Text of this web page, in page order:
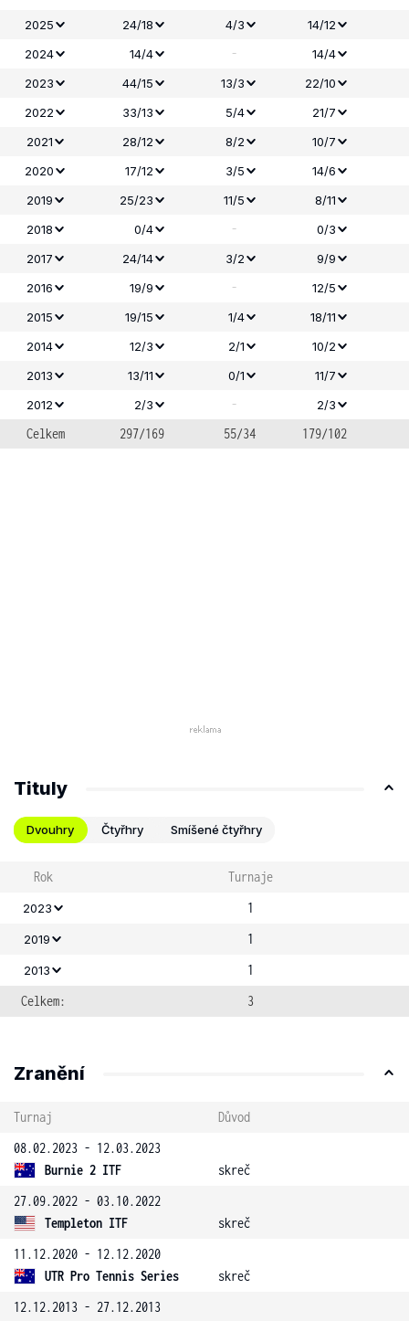
2025 24/18 4/3
14/12
2024
14/4 -
14/4
2023
44/15 13/3
22/10
2022
33/13 5/4
21/7
2021
28/12 8/2
10/7
2020
17/12 3/5
14/6
2019
25/23 11/5 8/11
2018
0/4 -
0/3
2017
24/14 3/2
9/9
2016
19/9 -
12/5
2015
19/15 1/4
18/11
2014
12/3 2/1
10/2
2013
13/11 0/1
11/7
2012
2/3 - 2/3
Celkem 297/169 55/34 179/102
Tituly
Dvouhry Čtyřhry Smíšené čtyřhry
Rok Turnaje
2023 1
2019 1
2013
1
Celkem:
3
Zranění
Turnaj
Důvod
08.02.2023 - 12.03.2023
Burnie 2 ITF
skreč
27.09.2022 - 03.10.2022
Templeton ITF
skreč
11.12.2020 - 12.12.2020
UTR Pro Tennis Series
skreč
12.12.2013 - 27.12.2013